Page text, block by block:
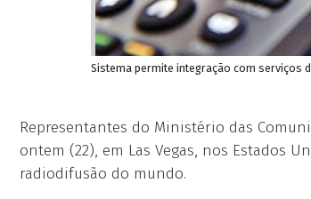
Sistema permite integração com serviços
Representantes do Ministério das
ontem (22), em Las Vegas, nos Estados
radiodifusão do mundo.